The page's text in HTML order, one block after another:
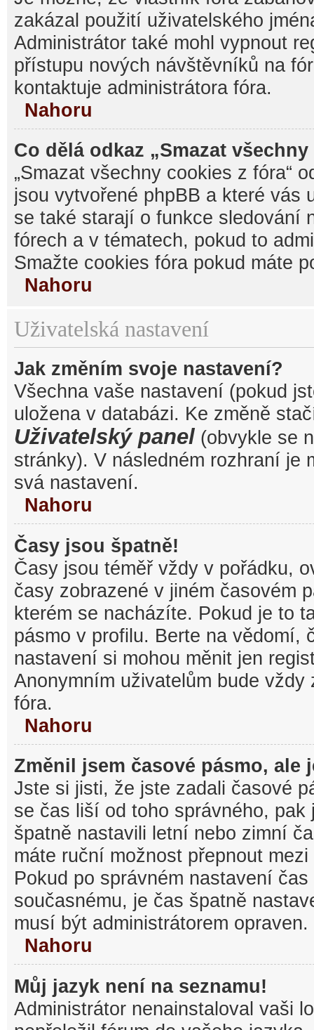
zakázal použití uživatelského
Administrátor také mohl vypnout
přístupu nových návštěvníků na
kontaktuje administrátora fóra.
Nahoru
Co dělá odkaz „Smazat
„Smazat všechny cookies z fóra“
jsou vytvořené phpBB a které vás
se také starají o funkce sledování
fórech a v tématech, pokud to
Smažte cookies fóra pokud máte
Nahoru
Uživatelská nastavení
Jak změním svoje nastavení?
Všechna vaše nastavení (pokud
uložena v databázi. Ke změně
Uživatelský panel (obvykle se
stránky). V následném rozhraní je
svá nastavení.
Nahoru
Časy jsou špatně!
Časy jsou téměř vždy v pořádku,
časy zobrazené v jiném časovém
kterém se nacházíte. Pokud je to
pásmo v profilu. Berte na vědomí,
nastavení si mohou měnit jen
Anonymním uživatelům bude
fóra.
Nahoru
Změnil jsem časové pásmo, ale
Jste si jisti, že jste zadali časové
se čas liší od toho správného, pak
špatně nastavili letní nebo zimní
máte ruční možnost přepnout
Pokud po správném nastavení
současnému, je čas špatně
musí být administrátorem opraven.
Nahoru
Můj jazyk není na seznamu!
Administrátor nenainstaloval vaši